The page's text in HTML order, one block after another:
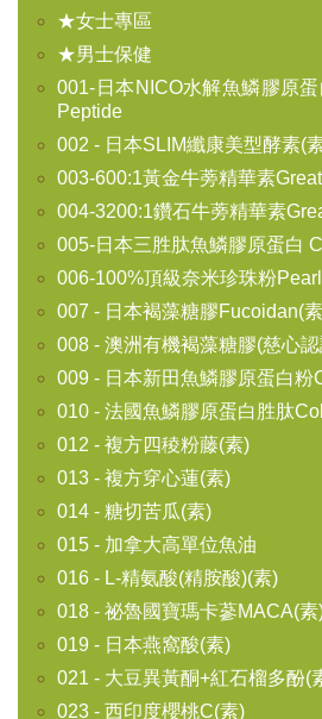
★女士專區
★男士保健
001-日本NICO水解魚鱗膠原
Peptide
002 - 日本SLIM纖康美型酵素(
003-600:1黃金牛蒡精華素
004-3200:1鑽石牛蒡精華素
005-日本三胜肽魚鱗膠原蛋白
006-100%頂級奈米珍珠粉
007 - 日本褐藻糖膠Fucoidan(
008 - 澳洲有機褐藻糖膠(慈心
009 - 日本新田魚鱗膠原蛋白
010 - 法國魚鱗膠原蛋白胜肽
012 - 複方四稜粉藤(素)
013 - 複方穿心蓮(素)
014 - 糖切苦瓜(素)
015 - 加拿大高單位魚油
016 - L-精氨酸(精胺酸)(素)
018 - 祕魯國寶瑪卡蔘MACA(素
019 - 日本燕窩酸(素)
021 - 大豆異黃酮+紅石榴多酚(
023 - 西印度櫻桃C(素)